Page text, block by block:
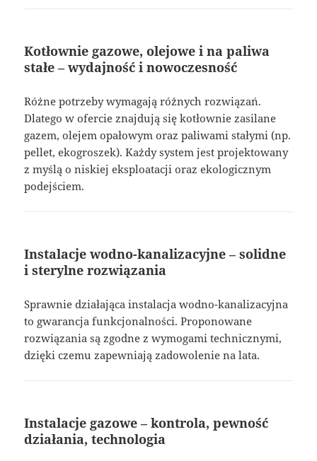
Kotłownie gazowe, olejowe i na paliwa
stałe – wydajność i nowoczesność
Różne potrzeby wymagają różnych rozwiązań.
Dlatego w ofercie znajdują się kotłownie zasilane
gazem, olejem opałowym oraz paliwami stałymi (np.
pellet, ekogroszek). Każdy system jest projektowany
z myślą o niskiej eksploatacji oraz ekologicznym
podejściem.
Instalacje wodno-kanalizacyjne – solidne
i sterylne rozwiązania
Sprawnie działająca instalacja wodno-kanalizacyjna
to gwarancja funkcjonalności. Proponowane
rozwiązania są zgodne z wymogami technicznymi,
dzięki czemu zapewniają zadowolenie na lata.
Instalacje gazowe – kontrola, pewność
działania, technologia